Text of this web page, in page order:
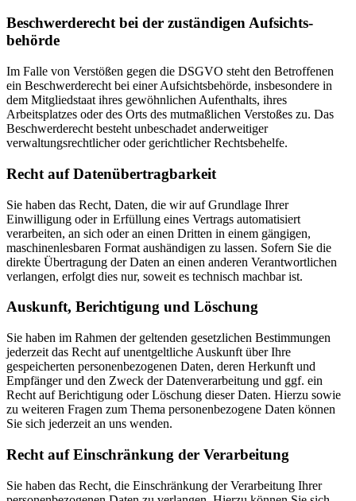
Beschwerde­recht bei der zuständigen Aufsichts­
behörde
Im Falle von Verstößen gegen die DSGVO steht den Betroffenen
ein Beschwerderecht bei einer Aufsichtsbehörde, insbesondere in
dem Mitgliedstaat ihres gewöhnlichen Aufenthalts, ihres
Arbeitsplatzes oder des Orts des mutmaßlichen Verstoßes zu. Das
Beschwerderecht besteht unbeschadet anderweitiger
verwaltungsrechtlicher oder gerichtlicher Rechtsbehelfe.
Recht auf Daten­übertrag­barkeit
Sie haben das Recht, Daten, die wir auf Grundlage Ihrer
Einwilligung oder in Erfüllung eines Vertrags automatisiert
verarbeiten, an sich oder an einen Dritten in einem gängigen,
maschinenlesbaren Format aushändigen zu lassen. Sofern Sie die
direkte Übertragung der Daten an einen anderen Verantwortlichen
verlangen, erfolgt dies nur, soweit es technisch machbar ist.
Auskunft, Berichtigung und Löschung
Sie haben im Rahmen der geltenden gesetzlichen Bestimmungen
jederzeit das Recht auf unentgeltliche Auskunft über Ihre
gespeicherten personenbezogenen Daten, deren Herkunft und
Empfänger und den Zweck der Datenverarbeitung und ggf. ein
Recht auf Berichtigung oder Löschung dieser Daten. Hierzu sowie
zu weiteren Fragen zum Thema personenbezogene Daten können
Sie sich jederzeit an uns wenden.
Recht auf Einschränkung der Verarbeitung
Sie haben das Recht, die Einschränkung der Verarbeitung Ihrer